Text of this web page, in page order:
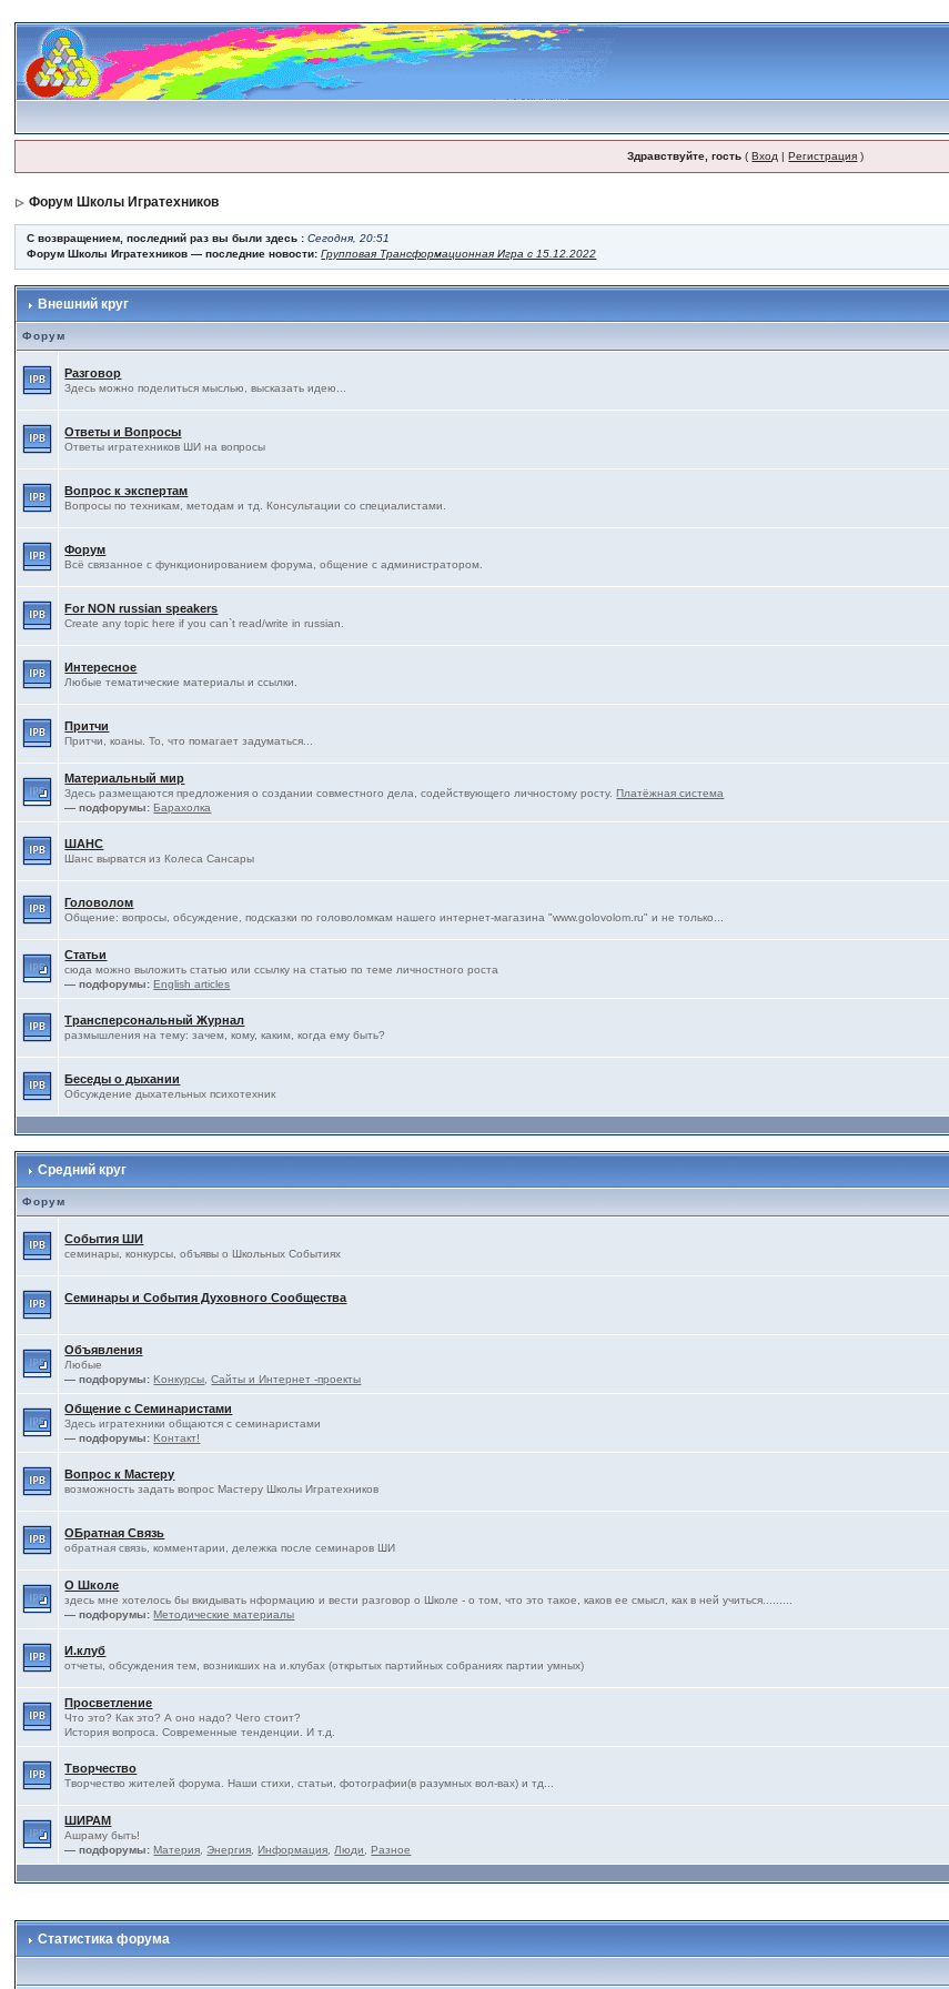
Здравствуйте, гость (Вход |Регистрация )
Форум Школы Игратехников
С возвращением, последний раз вы были здесь :Сегодня, 20:51
Форум Школы Игратехников — последние новости:Групповая Трансформационная Игра с 15.12.2022
Внешний круг
Форум
Разговор
Здесь можно поделиться мыслью, высказать идею...
Ответы и Вопросы
Ответы игратехников ШИ на вопросы
Вопрос к экспертам
Вопросы по техникам, методам и тд. Консультации со специалистами.
Форум
Всё связанное с функционированием форума, общение с администратором.
For NON russian speakers
Create any topic here if you can`t read/write in russian.
Интересное
Любые тематические материалы и ссылки.
Притчи
Притчи, коаны. То, что помагает задуматься...
Материальный мир
Здесь размещаются предложения о создании совместного дела, содействующего личностому росту.Платёжная система
— подфорумы: Барахолка
ШАНС
Шанс вырватся из Колеса Сансары
Головолом
Общение: вопросы, обсуждение, подсказки по головоломкам нашего интернет-магазина "www.golovolom.ru" и не только...
Статьи
сюда можно выложить статью или ссылку на статью по теме личностного роста
— подфорумы: English articles
Трансперсональный Журнал
размышления на тему: зачем, кому, каким, когда ему быть?
Беседы о дыхании
Обсуждение дыхательных психотехник
Средний круг
Форум
События ШИ
семинары, конкурсы, объявы о Школьных Событиях
Семинары и События Духовного Сообщества
Объявления
Любые
— подфорумы: Kонкурсы ,Сайты и Интернет -проекты
Общение с Семинаристами
Здесь игратехники общаются с семинаристами
— подфорумы: Kонтакт!
Вопрос к Мастеру
возможность задать вопрос Мастеру Школы Игратехников
ОБратная Связь
обратная связь, комментарии, дележка после семинаров ШИ
О Школе
здесь мне хотелось бы вкидывать нформацию и вести разговор о Школе - о том, что это такое, каков ее смысл, как в ней учиться.........
— подфорумы: Методические материалы
И.клуб
отчеты, обсуждения тем, возникших на и.клубах (открытых партийных собраниях партии умных)
Просветление
Что это? Как это? А оно надо? Чего стоит?
История вопроса. Современные тенденции. И т.д.
Творчество
Творчество жителей форума. Наши стихи, статьи, фотографии(в разумных вол-вах) и тд...
ШИРАМ
Ашраму быть!
— подфорумы: Материя ,Энергия ,Информация Люди ,Разное
Статистика форума